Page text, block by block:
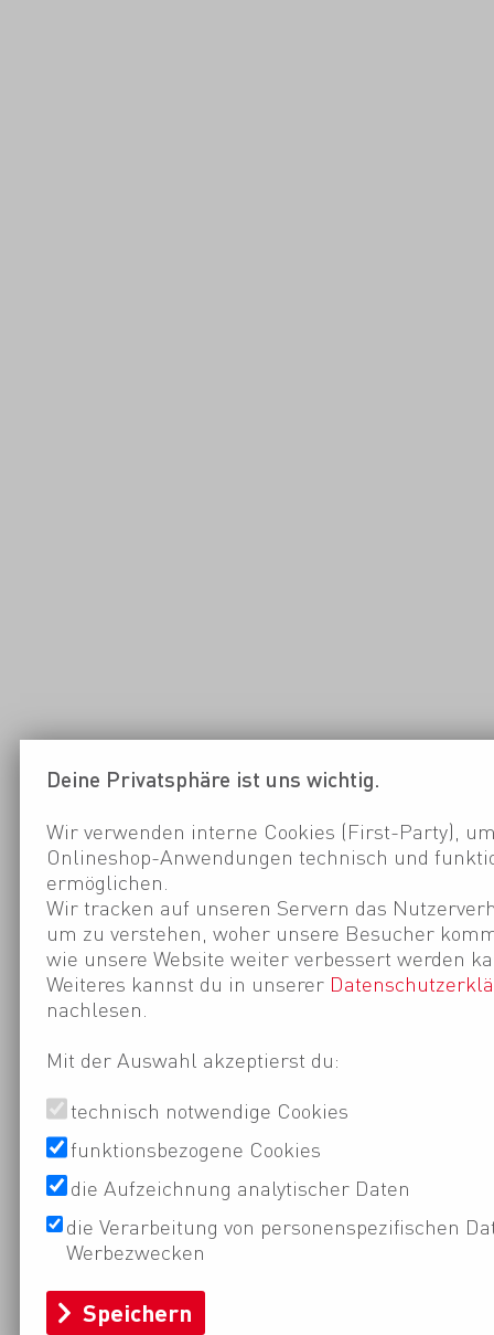
Deine Privatsphäre ist uns wichtig.
Wir verwenden interne Cookies (First-Party),
Onlineshop-Anwendungen technisch und
ermöglichen.
Wir tracken auf unseren Servern das
um zu verstehen, woher unsere Besucher
wie unsere Website weiter verbessert werden
Weiteres kannst du in unserer
nachlesen.
Mit der Auswahl akzeptierst du:
technisch notwendige Cookies
funktionsbezogene Cookies
die Aufzeichnung analytischer Daten
die Verarbeitung von personenspezifischen
Werbezwecken
Speichern